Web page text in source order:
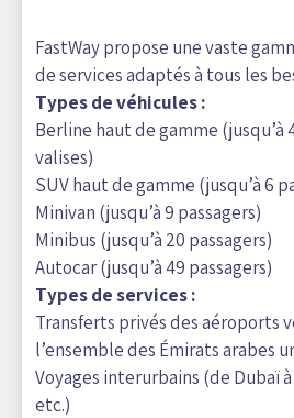
FastWay propose une vaste
de services adaptés à tous les
Types de véhicules :
Berline haut de gamme (jusqu’à
valises)
SUV haut de gamme (jusqu’à 6
Minivan (jusqu’à 9 passagers)
Minibus (jusqu’à 20 passagers)
Autocar (jusqu’à 49 passagers)
Types de services :
Transferts privés des aéroports
l’ensemble des Émirats arabes
Voyages interurbains (de Dubaï
etc.)